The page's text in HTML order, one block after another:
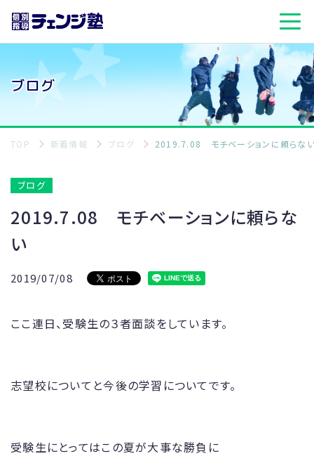
ブログ
TOP 新着情報 ブログ 2019.7.08 モチベーションに頼らな
ブログ
2019.7.08 モチベーションに頼らな
い
2019/07/08
ここ連日、受験生の３者面談をしています。
志望校についてと今後の学習についてです。
受験生にとってはこの夏が大事な勝負に